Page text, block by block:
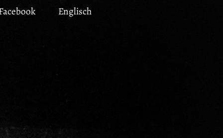
Englisch